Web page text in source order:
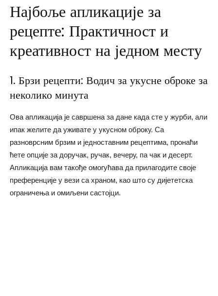
Најбоље апликације за
рецепте: Практичност и
креативност на једном месту
1. Брзи рецепти: Водич за укусне оброке за
неколико минута
Ова апликација је савршена за дане када сте у журби, али
ипак желите да уживате у укусном оброку. Са
разноврсним брзим и једноставним рецептима, пронаћи
ћете опције за доручак, ручак, вечеру, па чак и десерт.
Апликација вам такође омогућава да прилагодите своје
преференције у вези са храном, као што су дијететска
ограничења и омиљени састојци.